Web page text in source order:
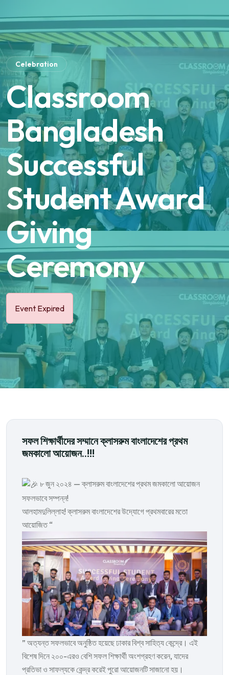
Celebration
Classroom
Bangladesh
Successful
Student Award
Giving
Ceremony
Event Expired
সফল শিক্ষার্থীদের সম্মানে ক্লাসরুম বাংলাদেশের প্রথম
জমকালো আয়োজন..!!!
৮ জুন ২০২৪ — ক্লাসরুম বাংলাদেশের প্রথম জমকালো আয়োজন
সফলভাবে সম্পন্ন!
আলহামদুলিল্লাহ! ক্লাসরুম বাংলাদেশের উদ্যোগে প্রথমবারের মতো
আয়োজিত “
” অত্যন্ত সফলভাবে অনুষ্ঠিত হয়েছে ঢাকার বিশ্ব সাহিত্য কেন্দ্রে। এই
বিশেষ দিনে ২০০-এরও বেশি সফল শিক্ষার্থী অংশগ্রহণ করেন, যাদের
প্রতিভা ও সাফল্যকে কেন্দ্র করেই পুরো আয়োজনটি সাজানো হয়।